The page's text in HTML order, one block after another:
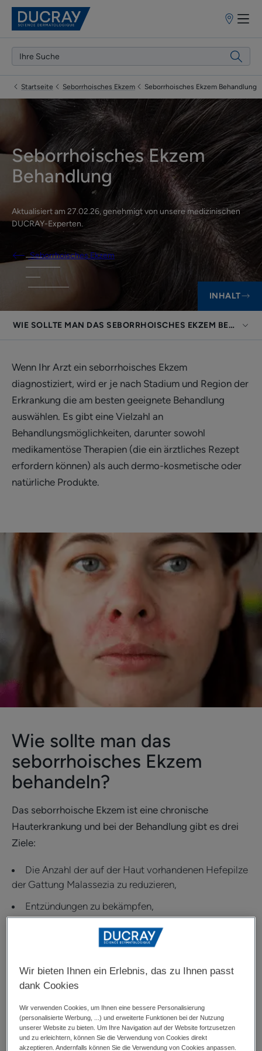
Startseite Seborrhoisches Ekzem Seborrhoisches Ekzem Behandlung
Seborrhoisches Ekzem
Behandlung
Aktualisiert am 27.02.26, genehmigt von unsere medizinischen
DUCRAY-Experten.
Seborrhoisches Ekzem
INHALT
WIE SOLLTE MAN DAS SEBORRHOISCHES EKZEM
Wenn Ihr Arzt ein seborrhoisches Ekzem
diagnostiziert, wird er je nach Stadium und Region der
Erkrankung die am besten geeignete Behandlung
auswählen. Es gibt eine Vielzahl an
Behandlungsmöglichkeiten, darunter sowohl
medikamentöse Therapien (die ein ärztliches Rezept
erfordern können) als auch dermo-kosmetische oder
natürliche Produkte.
Wie sollte man das
seborrhoisches Ekzem
behandeln?
Das seborrhoische Ekzem ist eine chronische
Hauterkrankung und bei der Behandlung gibt es drei
Ziele:
Die Anzahl der auf der Haut vorhandenen Hefepilze
der Gattung Malassezia zu reduzieren,
Entzündungen zu bekämpfen,
übermässige Talgabsonderungen zu reduzieren.
sehr effektiv in der Linderung der Symptome, d. h.
während der Schübe. Allerdings gibt es bis heute
endgültig heilen kann. Es handelt sich um eine
chronische und wiederkehrende Erkrankung, bei der
Wir bieten Ihnen ein Erlebnis, das zu Ihnen passt
dank Cookies
Wir verwenden Cookies, um Ihnen eine bessere Personalisierung
(personalisierte Werbung, ...) und erweiterte Funktionen bei der Nutzung
unserer Website zu bieten. Um Ihre Navigation auf der Website fortzusetzen
und zu erleichtern, können Sie die Verwendung von Cookies direkt
akzeptieren. Andernfalls können Sie die Verwendung von Cookies anpassen.